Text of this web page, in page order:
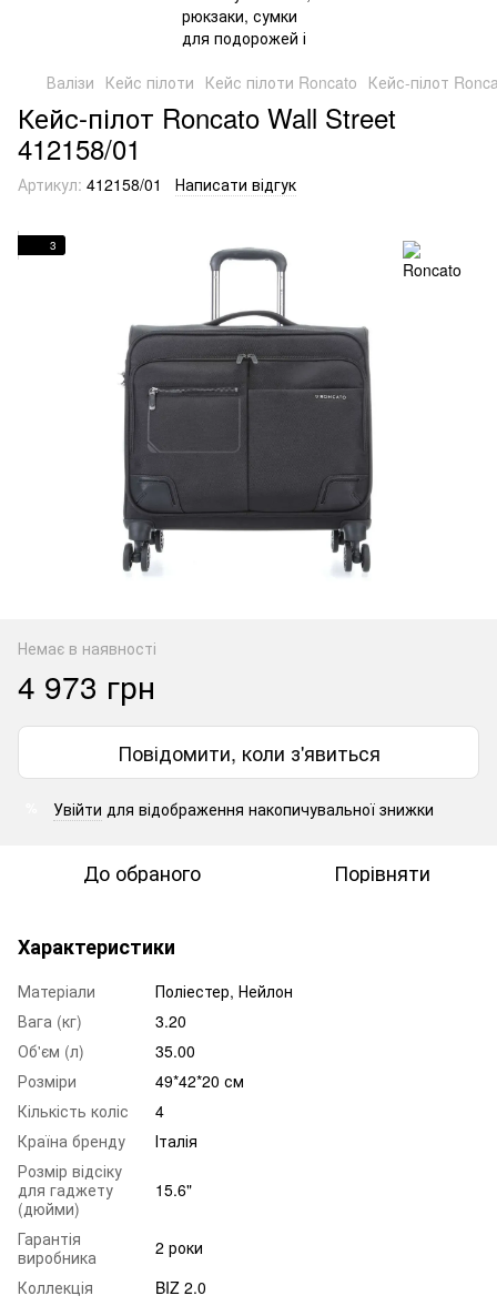
Валізи Кейс пілоти Кейс пілоти Roncato Кейс-пілот
Кейс-пілот Roncato Wall Street
412158/01
Артикул: 412158/01 Написати відгук
3
Немає в наявності
4 973 грн
Повідомити, коли з'явиться
Увійти для відображення накопичувальної знижки
До обраного Порівняти
Характеристики
Матеріали
Поліестер, Нейлон
Вага (кг)
3.20
Об'єм (л)
35.00
Розміри
49*42*20 см
Кількість коліс
4
Країна бренду
Італія
Розмір відсіку
для гаджету
(дюйми)
15.6"
Гарантія
виробника
2 роки
Коллекція
BIZ 2.0